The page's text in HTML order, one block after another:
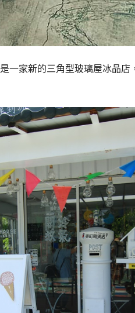
是一家新的三角型玻璃屋冰品店